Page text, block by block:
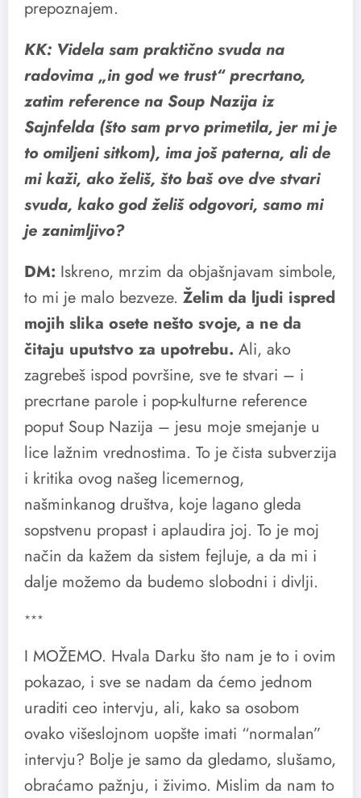
prepoznajem.
KK: Videla sam praktično svuda na
radovima „in god we trust“ precrtano,
zatim reference na Soup Nazija iz
Sajnfelda (što sam prvo primetila, jer mi je
to omiljeni sitkom), ima još paterna, ali de
mi kaži, ako želiš, što baš ove dve stvari
svuda, kako god želiš odgovori, samo mi
je zanimljivo?
DM: Iskreno, mrzim da objašnjavam simbole,
to mi je malo bezveze. Želim da ljudi ispred
mojih slika osete nešto svoje, a ne da
čitaju uputstvo za upotrebu. Ali, ako
zagrebeš ispod površine, sve te stvari – i
precrtane parole i pop-kulturne reference
poput Soup Nazija – jesu moje smejanje u
lice lažnim vrednostima. To je čista subverzija
i kritika ovog našeg licemernog,
našminkanog društva, koje lagano gleda
sopstvenu propast i aplaudira joj. To je moj
način da kažem da sistem fejluje, a da mi i
dalje možemo da budemo slobodni i divlji.
***
I MOŽEMO. Hvala Darku što nam je to i ovim
pokazao, i sve se nadam da ćemo jednom
uraditi ceo intervju, ali, kako sa osobom
ovako višeslojnom uopšte imati “normalan”
intervju? Bolje je samo da gledamo, slušamo,
obraćamo pažnju, i živimo. Mislim da nam to